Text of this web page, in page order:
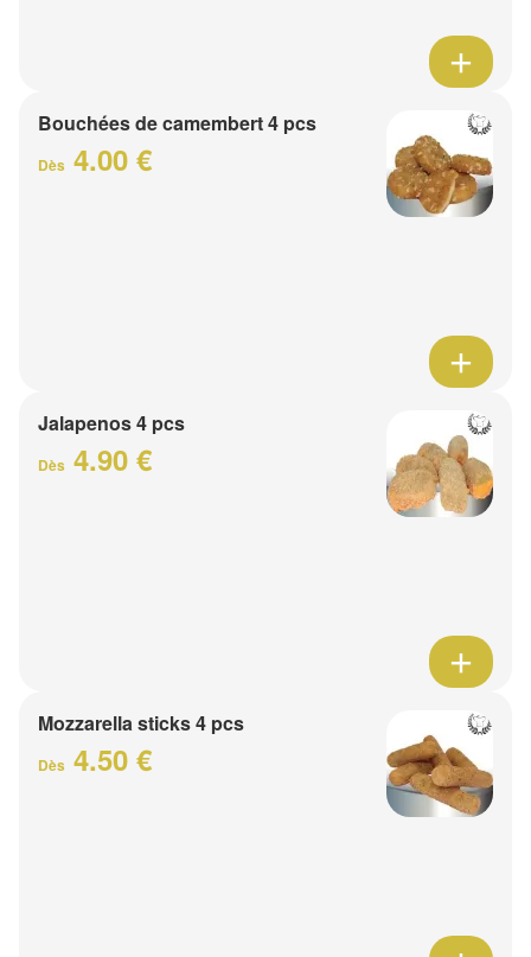
Bouchées de camembert 4 pcs
Dès 4.00 €
Jalapenos 4 pcs
Dès 4.90 €
Mozzarella sticks 4 pcs
Dès 4.50 €